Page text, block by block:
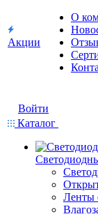
Акции
О
Войти
Каталог
Ленты